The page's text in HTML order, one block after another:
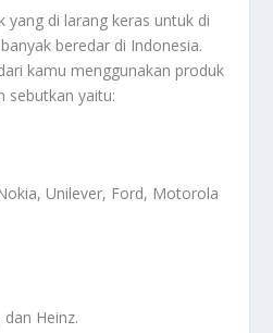
yang di larang keras untuk di
beredar di Indonesia.
kamu menggunakan produk
sebutkan yaitu:
Unilever, Ford, Motorola
Heinz.